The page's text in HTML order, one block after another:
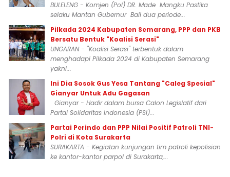
BULELENG - Komjen (Pol) DR. Made Mangku Pastika
selaku Mantan Gubernur Bali dua periode...
Pilkada 2024 Kabupaten Semarang, PPP dan PKB
Bersatu Bentuk "Koalisi Serasi"
UNGARAN - "Koalisi Serasi" terbentuk dalam
menghadapi Pilkada 2024 di Kabupaten Semarang
yakni...
Ini Dia Sosok Gus Yesa Tantang "Caleg Spesial"
Gianyar Untuk Adu Gagasan
Gianyar - Hadir dalam bursa Calon Legislatif dari
Partai Solidaritas Indonesia (PSI)...
Partai Perindo dan PPP Nilai Positif Patroli TNI-
Polri di Kota Surakarta
SURAKARTA - Kegiatan kunjungan tim patroli kepolisian
ke kantor-kantor parpol di Surakarta,...